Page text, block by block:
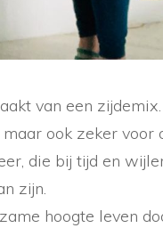
van een
ook zeker voor
die bij tijd en
zijn.
hoogte leven